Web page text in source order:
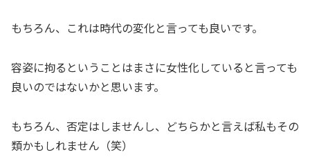
もちろん、これは時代の変化と言っても良いです。
容姿に拘るということはまさに女性化していると言っても
良いのではないかと思います。
もちろん、否定はしませんし、どちらかと言えば私もその
類かもしれません（笑）